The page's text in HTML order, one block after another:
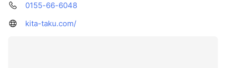
0155-66-6048
kita-taku.com/